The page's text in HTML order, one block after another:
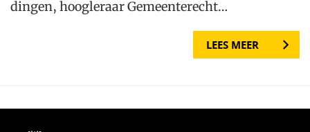
dingen, hoogleraar Gemeenterecht…
LEES MEER